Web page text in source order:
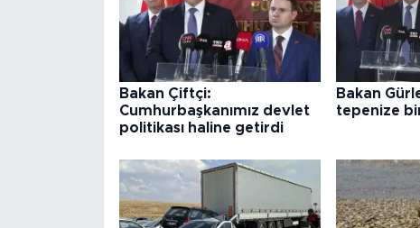
Bakan Çiftçi:
Cumhurbaşkanımız devlet
politikası haline getirdi
Bakan
tepenize